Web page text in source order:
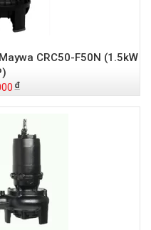
CRC50-F50N (1.5kW